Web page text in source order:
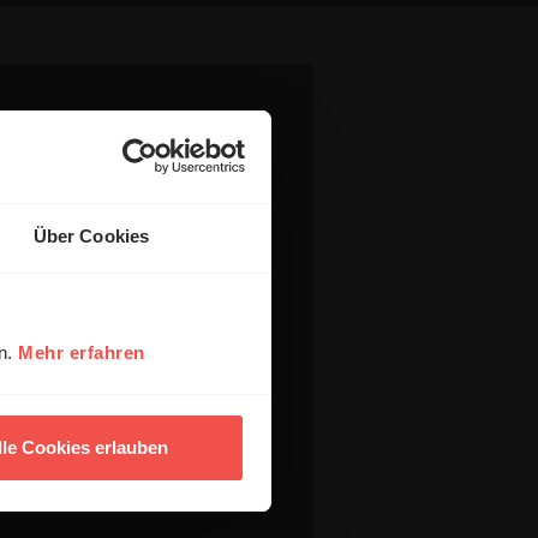
Über Cookies
Mehr erfahren
Cookies erlauben